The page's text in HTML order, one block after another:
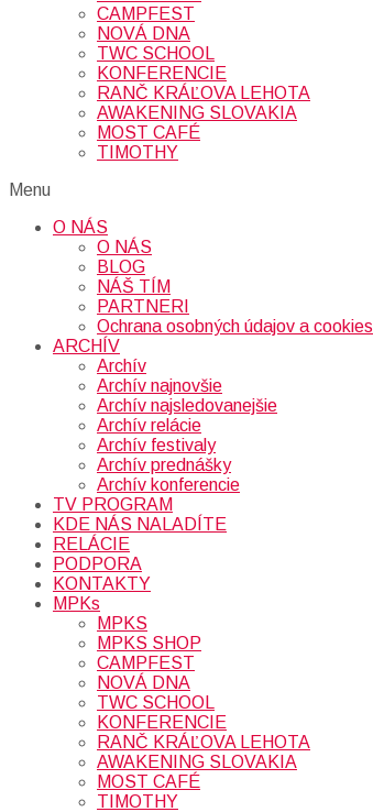
CAMPFEST
NOVÁ DNA
TWC SCHOOL
KONFERENCIE
RANČ KRÁĽOVA LEHOTA
AWAKENING SLOVAKIA
MOST CAFÉ
TIMOTHY
Menu
O NÁS
O NÁS
BLOG
NÁŠ TÍM
PARTNERI
Ochrana osobných údajov a cookies
ARCHÍV
Archív
Archív najnovšie
Archív najsledovanejšie
Archív relácie
Archív festivaly
Archív prednášky
Archív konferencie
TV PROGRAM
KDE NÁS NALADÍTE
RELÁCIE
PODPORA
KONTAKTY
MPKs
MPKS
MPKS SHOP
CAMPFEST
NOVÁ DNA
TWC SCHOOL
KONFERENCIE
RANČ KRÁĽOVA LEHOTA
AWAKENING SLOVAKIA
MOST CAFÉ
TIMOTHY